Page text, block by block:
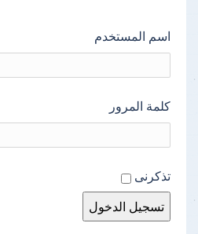
اسم المستخدم
كلمة المرور
تذكرنى